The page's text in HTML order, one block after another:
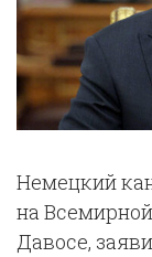
Немецкий
на
Давосе,